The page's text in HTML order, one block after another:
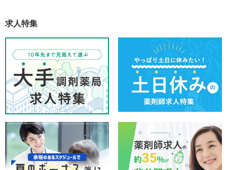
求人特集